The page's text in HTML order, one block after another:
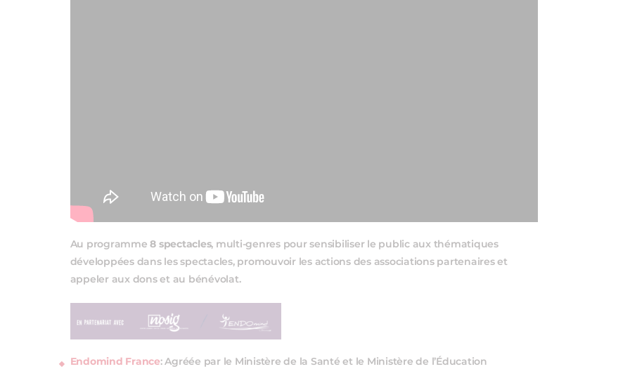
Au programme8 spectacles, multi-genres pour sensibiliser le public aux thématiques
développées dans les spectacles, promouvoir les actions des associations partenaires et
appeler aux dons et au bénévolat.
Endomind France: Agréée par le Ministère de la Santé et le Ministère de l’Éducation